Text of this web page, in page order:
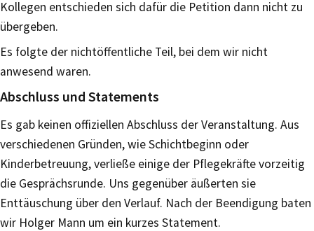
Kollegen entschieden sich dafür die Petition dann nicht zu
übergeben.
Es folgte der nichtöffentliche Teil, bei dem wir nicht
anwesend waren.
Abschluss und Statements
Es gab keinen offiziellen Abschluss der Veranstaltung. Aus
verschiedenen Gründen, wie Schichtbeginn oder
Kinderbetreuung, verließe einige der Pflegekräfte vorzeitig
die Gesprächsrunde. Uns gegenüber äußerten sie
Enttäuschung über den Verlauf. Nach der Beendigung baten
wir Holger Mann um ein kurzes Statement.